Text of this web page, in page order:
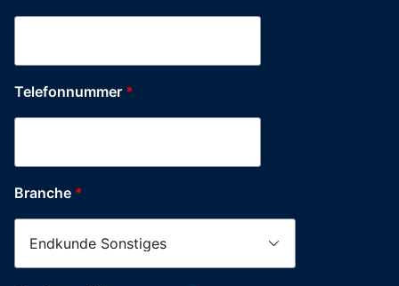
Telefonnummer *
Branche *